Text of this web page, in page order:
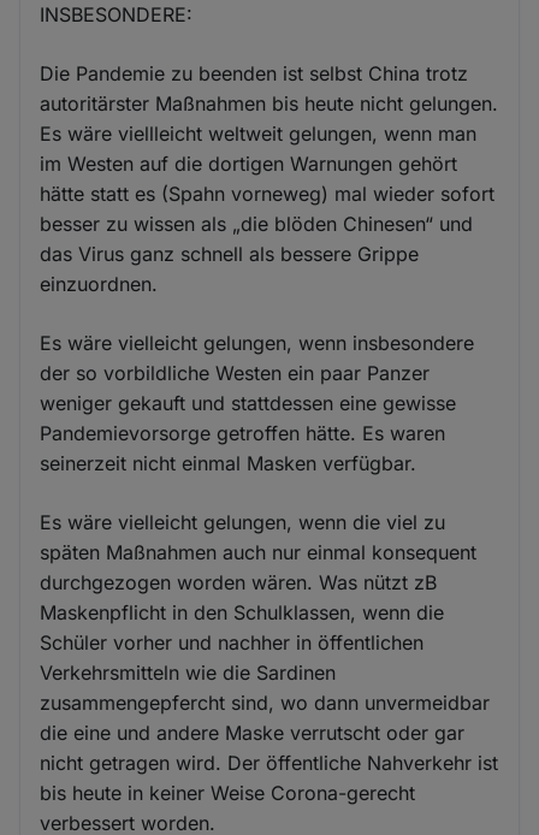
INSBESONDERE:
Die Pandemie zu beenden ist selbst China trotz
autoritärster Maßnahmen bis heute nicht gelungen.
Es wäre viellleicht weltweit gelungen, wenn man
im Westen auf die dortigen Warnungen gehört
hätte statt es (Spahn vorneweg) mal wieder sofort
besser zu wissen als „die blöden Chinesen“ und
das Virus ganz schnell als bessere Grippe
einzuordnen.
Es wäre vielleicht gelungen, wenn insbesondere
der so vorbildliche Westen ein paar Panzer
weniger gekauft und stattdessen eine gewisse
Pandemievorsorge getroffen hätte. Es waren
seinerzeit nicht einmal Masken verfügbar.
Es wäre vielleicht gelungen, wenn die viel zu
späten Maßnahmen auch nur einmal konsequent
durchgezogen worden wären. Was nützt zB
Maskenpflicht in den Schulklassen, wenn die
Schüler vorher und nachher in öffentlichen
Verkehrsmitteln wie die Sardinen
zusammengepfercht sind, wo dann unvermeidbar
die eine und andere Maske verrutscht oder gar
nicht getragen wird. Der öffentliche Nahverkehr ist
bis heute in keiner Weise Corona-gerecht
verbessert worden.